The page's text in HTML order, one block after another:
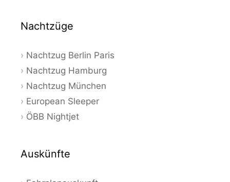
Nachtzüge
Nachtzug Berlin Paris
Nachtzug Hamburg
Nachtzug München
European Sleeper
ÖBB Nightjet
Auskünfte